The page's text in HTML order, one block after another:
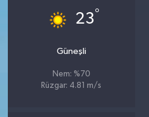
23°
Güneşli
Nem: %70
Rüzgar: 4.81 m/s